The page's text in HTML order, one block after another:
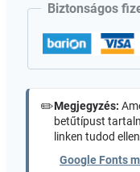
Biztonságos
✏️Megjegyzés:
betűtípust
linken tudod
Google Fonts